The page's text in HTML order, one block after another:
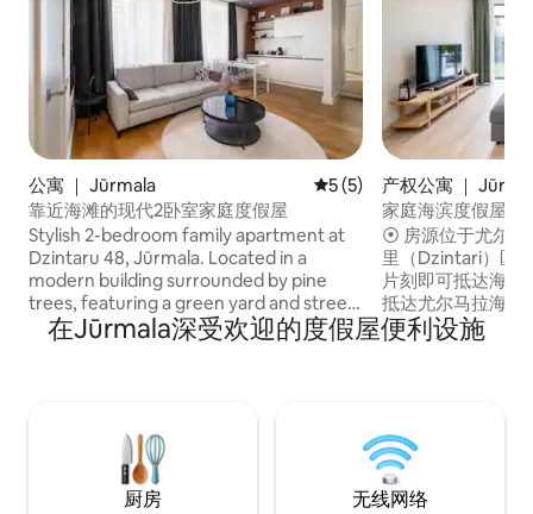
公寓 ｜ Jūrmala 平均评分 5 分（满分 5 分）
5 (5)
靠近海滩的现代2卧室家庭度假屋
Stylish 2-bedroom family apartment at
Dzintaru 48, Jūrmala. Located in a
modern building surrounded by pine
trees, featuring a green yard and street
parking. Offers a master bedroom, a
twin room, and a bright living area with
provided. Perfectly situated steps from
the beach and Dzintari Forest Park for a
premium, hassle-free stay.
产权公寓 ｜
家庭海滨度假屋 |
⦿ 房源位于尤尔
里（Dzintari）区
片刻即可抵达海
抵达尤尔马拉海
稳定，速度最高
啡机 ⦿ 智能电视
外区域，配备花园、
您有任何问题或要
:)
在Jūrmala深受欢迎的度假屋便利设施
厨房 无线网络